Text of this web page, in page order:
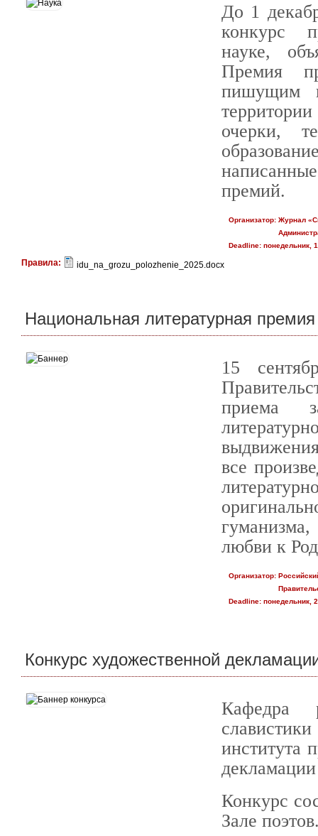
До 1
конкурс
науке,
Премия
пишущим
очерки,
премий.
Организатор:Журнал
Deadline:понедельник,
Правила: idu_na_grozu_polozhenie_2025.docx
Национальная литературная
15
приема
все
гуманизма,
любви к
Организатор:
Deadline:понедельник,
Конкурс художественной
Кафедра
института
Конкурс
Зале